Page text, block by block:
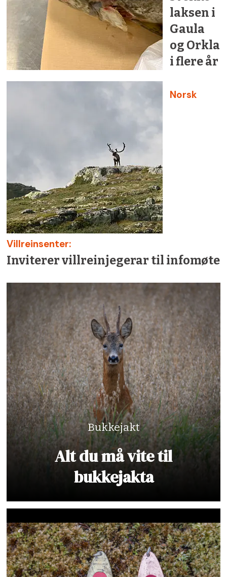
laksen i
Gaula
og Orkla
i flere år
Norsk
Villreinsenter:
Inviterer villreinjegerar til infomøte
Bukkejakt
Alt du må vite til
bukkejakta